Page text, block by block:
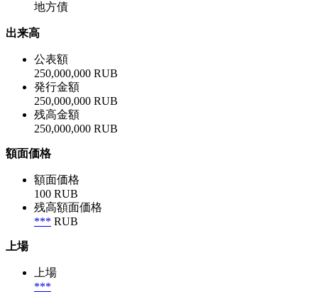
地方債
出来高
公表額
250,000,000 RUB
発行金額
250,000,000 RUB
残高金額
250,000,000 RUB
額面価格
額面価格
100 RUB
残高額面価格
*** RUB
上場
上場
***